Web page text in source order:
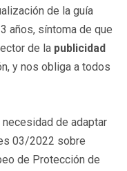
de la guía
años, síntoma de que
de la publicidad
y nos obliga a todos
de adaptar
03/2022 sobre
de Protección de